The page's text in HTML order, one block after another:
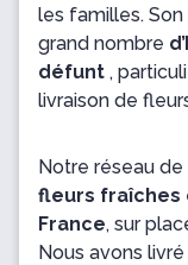
les familles.
grand nombre
défunt ,
livraison de
Notre réseau
fleurs fraîches
France, sur
Nous avons